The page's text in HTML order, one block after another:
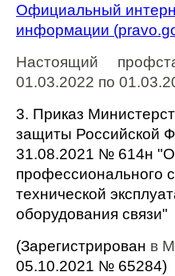
Официальный
информации
Настоящий
01.03.2022 по
3. Приказ
защиты Российской
31.08.2021 № 614н
профессионального
технической
оборудования связи"
(Зарегистрирован в
05.10.2021 № 65284)